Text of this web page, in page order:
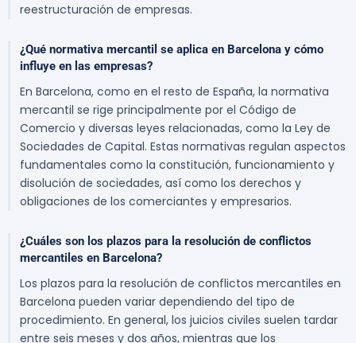
reestructuración de empresas.
¿Qué normativa mercantil se aplica en Barcelona y cómo
influye en las empresas?
En Barcelona, como en el resto de España, la normativa
mercantil se rige principalmente por el Código de
Comercio y diversas leyes relacionadas, como la Ley de
Sociedades de Capital. Estas normativas regulan aspectos
fundamentales como la constitución, funcionamiento y
disolución de sociedades, así como los derechos y
obligaciones de los comerciantes y empresarios.
¿Cuáles son los plazos para la resolución de conflictos
mercantiles en Barcelona?
Los plazos para la resolución de conflictos mercantiles en
Barcelona pueden variar dependiendo del tipo de
procedimiento. En general, los juicios civiles suelen tardar
entre seis meses y dos años, mientras que los